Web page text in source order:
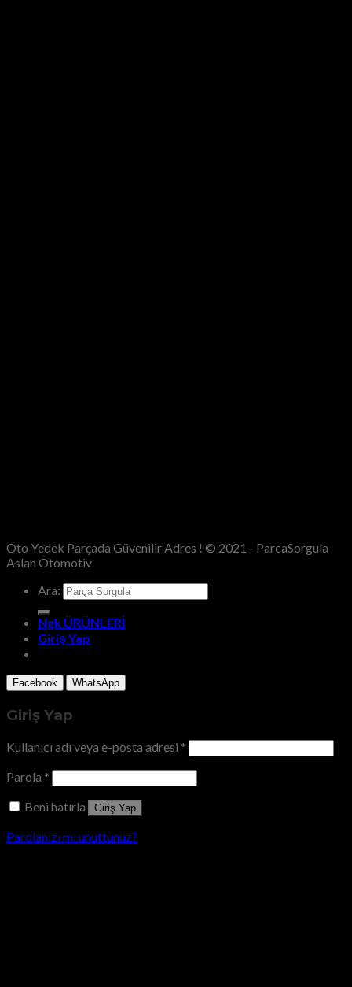
Oto Yedek Parçada Güvenilir Adres ! © 2021 - ParcaSorgula
Aslan Otomotiv
Ara:
Ngk ÜRÜNLERİ
Giriş Yap
Facebook WhatsApp
Giriş Yap
Kullanıcı adı veya e-posta adresi *
Parola *
Beni hatırla
Giriş Yap
Parolanızı mı unuttunuz?